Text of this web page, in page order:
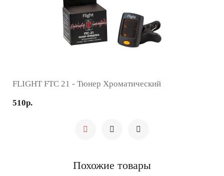
FLIGHT FTC 21 - Тюнер Хроматический
510р.
Похожие товары